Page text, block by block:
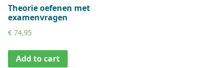
Theorie oefenen met
examenvragen
€ 74,95
Add to cart